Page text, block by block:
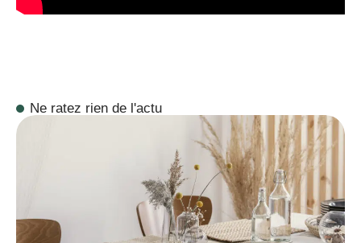
Ne ratez rien de l'actu